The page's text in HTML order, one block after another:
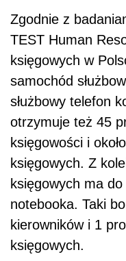
Zgodnie z
TEST Human
księgowych w
samochód
służbowy telefon
otrzymuje też 45
księgowości i
księgowych. Z
księgowych ma do
notebooka. Taki
kierowników i 1
księgowych.